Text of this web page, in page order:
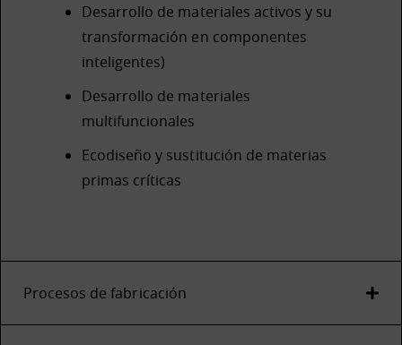
Desarrollo de materiales activos y su
transformación en componentes
inteligentes)
Desarrollo de materiales
multifuncionales
Ecodiseño y sustitución de materias
primas críticas
Procesos de fabricación